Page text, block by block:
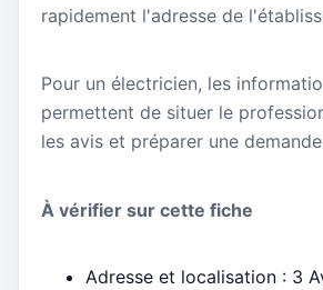
rapidement l'adresse de
Pour un électricien, les
permettent de situer le
les avis et préparer une
À vérifier sur cette fiche
Adresse et localisation : 3